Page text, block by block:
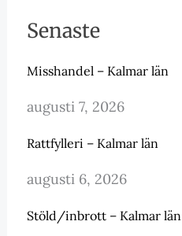
Senaste
Misshandel – Kalmar län
augusti 7, 2026
Rattfylleri – Kalmar län
augusti 6, 2026
Stöld/inbrott – Kalmar län